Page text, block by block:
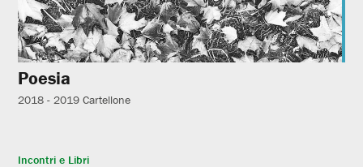
Poesia
2018 - 2019 Cartellone
Incontri e Libri